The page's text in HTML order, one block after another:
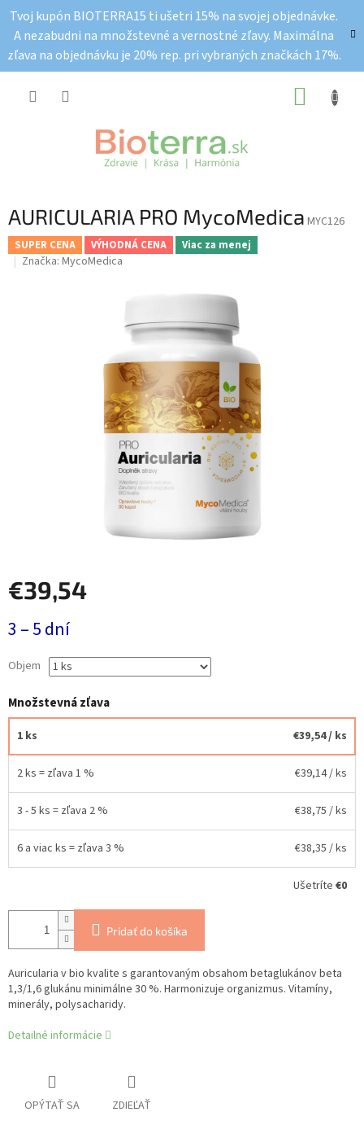
obsah
Tvoj kupón BIOTERRA15 ti ušetri 15% na svojej objednávke.
A nezabudni na množstevné a vernostné zľavy. Maximálna
zľava na objednávku je 20% rep. pri vybraných značkách 17%.
AURICULARIA PRO MycoMedica MYC126
SUPER CENA VÝHODNÁ CENA Viac za menej
Značka: MycoMedica
€39,54
cena:
3 – 5 dní
Objem
Množstevná zľava
1 ks €39,54/ ks
2 ks = zľava 1 % €39,14/ ks
3 - 5 ks = zľava 2 % €38,75 / ks
6 a viac ks = zľava 3 % €38,35 / ks
Ušetríte €0
Pridať do košíka
Auricularia v bio kvalite s garantovaným obsahom betaglukánov beta
1,3/1,6 glukánu minimálne 30 %. Harmonizuje organizmus. Vitamíny,
minerály, polysacharidy.
Detailné informácie
OPÝTAŤ SA ZDIEĽAŤ